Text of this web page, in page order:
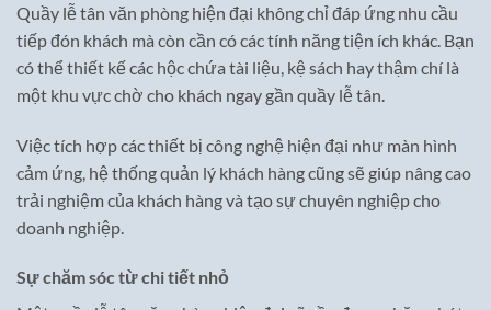
Quầy lễ tân văn phòng hiện đại không chỉ đáp ứng nhu cầu
tiếp đón khách mà còn cần có các tính năng tiện ích khác. Bạn
có thể thiết kế các hộc chứa tài liệu, kệ sách hay thậm chí là
một khu vực chờ cho khách ngay gần quầy lễ tân.
Việc tích hợp các thiết bị công nghệ hiện đại như màn hình
cảm ứng, hệ thống quản lý khách hàng cũng sẽ giúp nâng cao
trải nghiệm của khách hàng và tạo sự chuyên nghiệp cho
doanh nghiệp.
Sự chăm sóc từ chi tiết nhỏ